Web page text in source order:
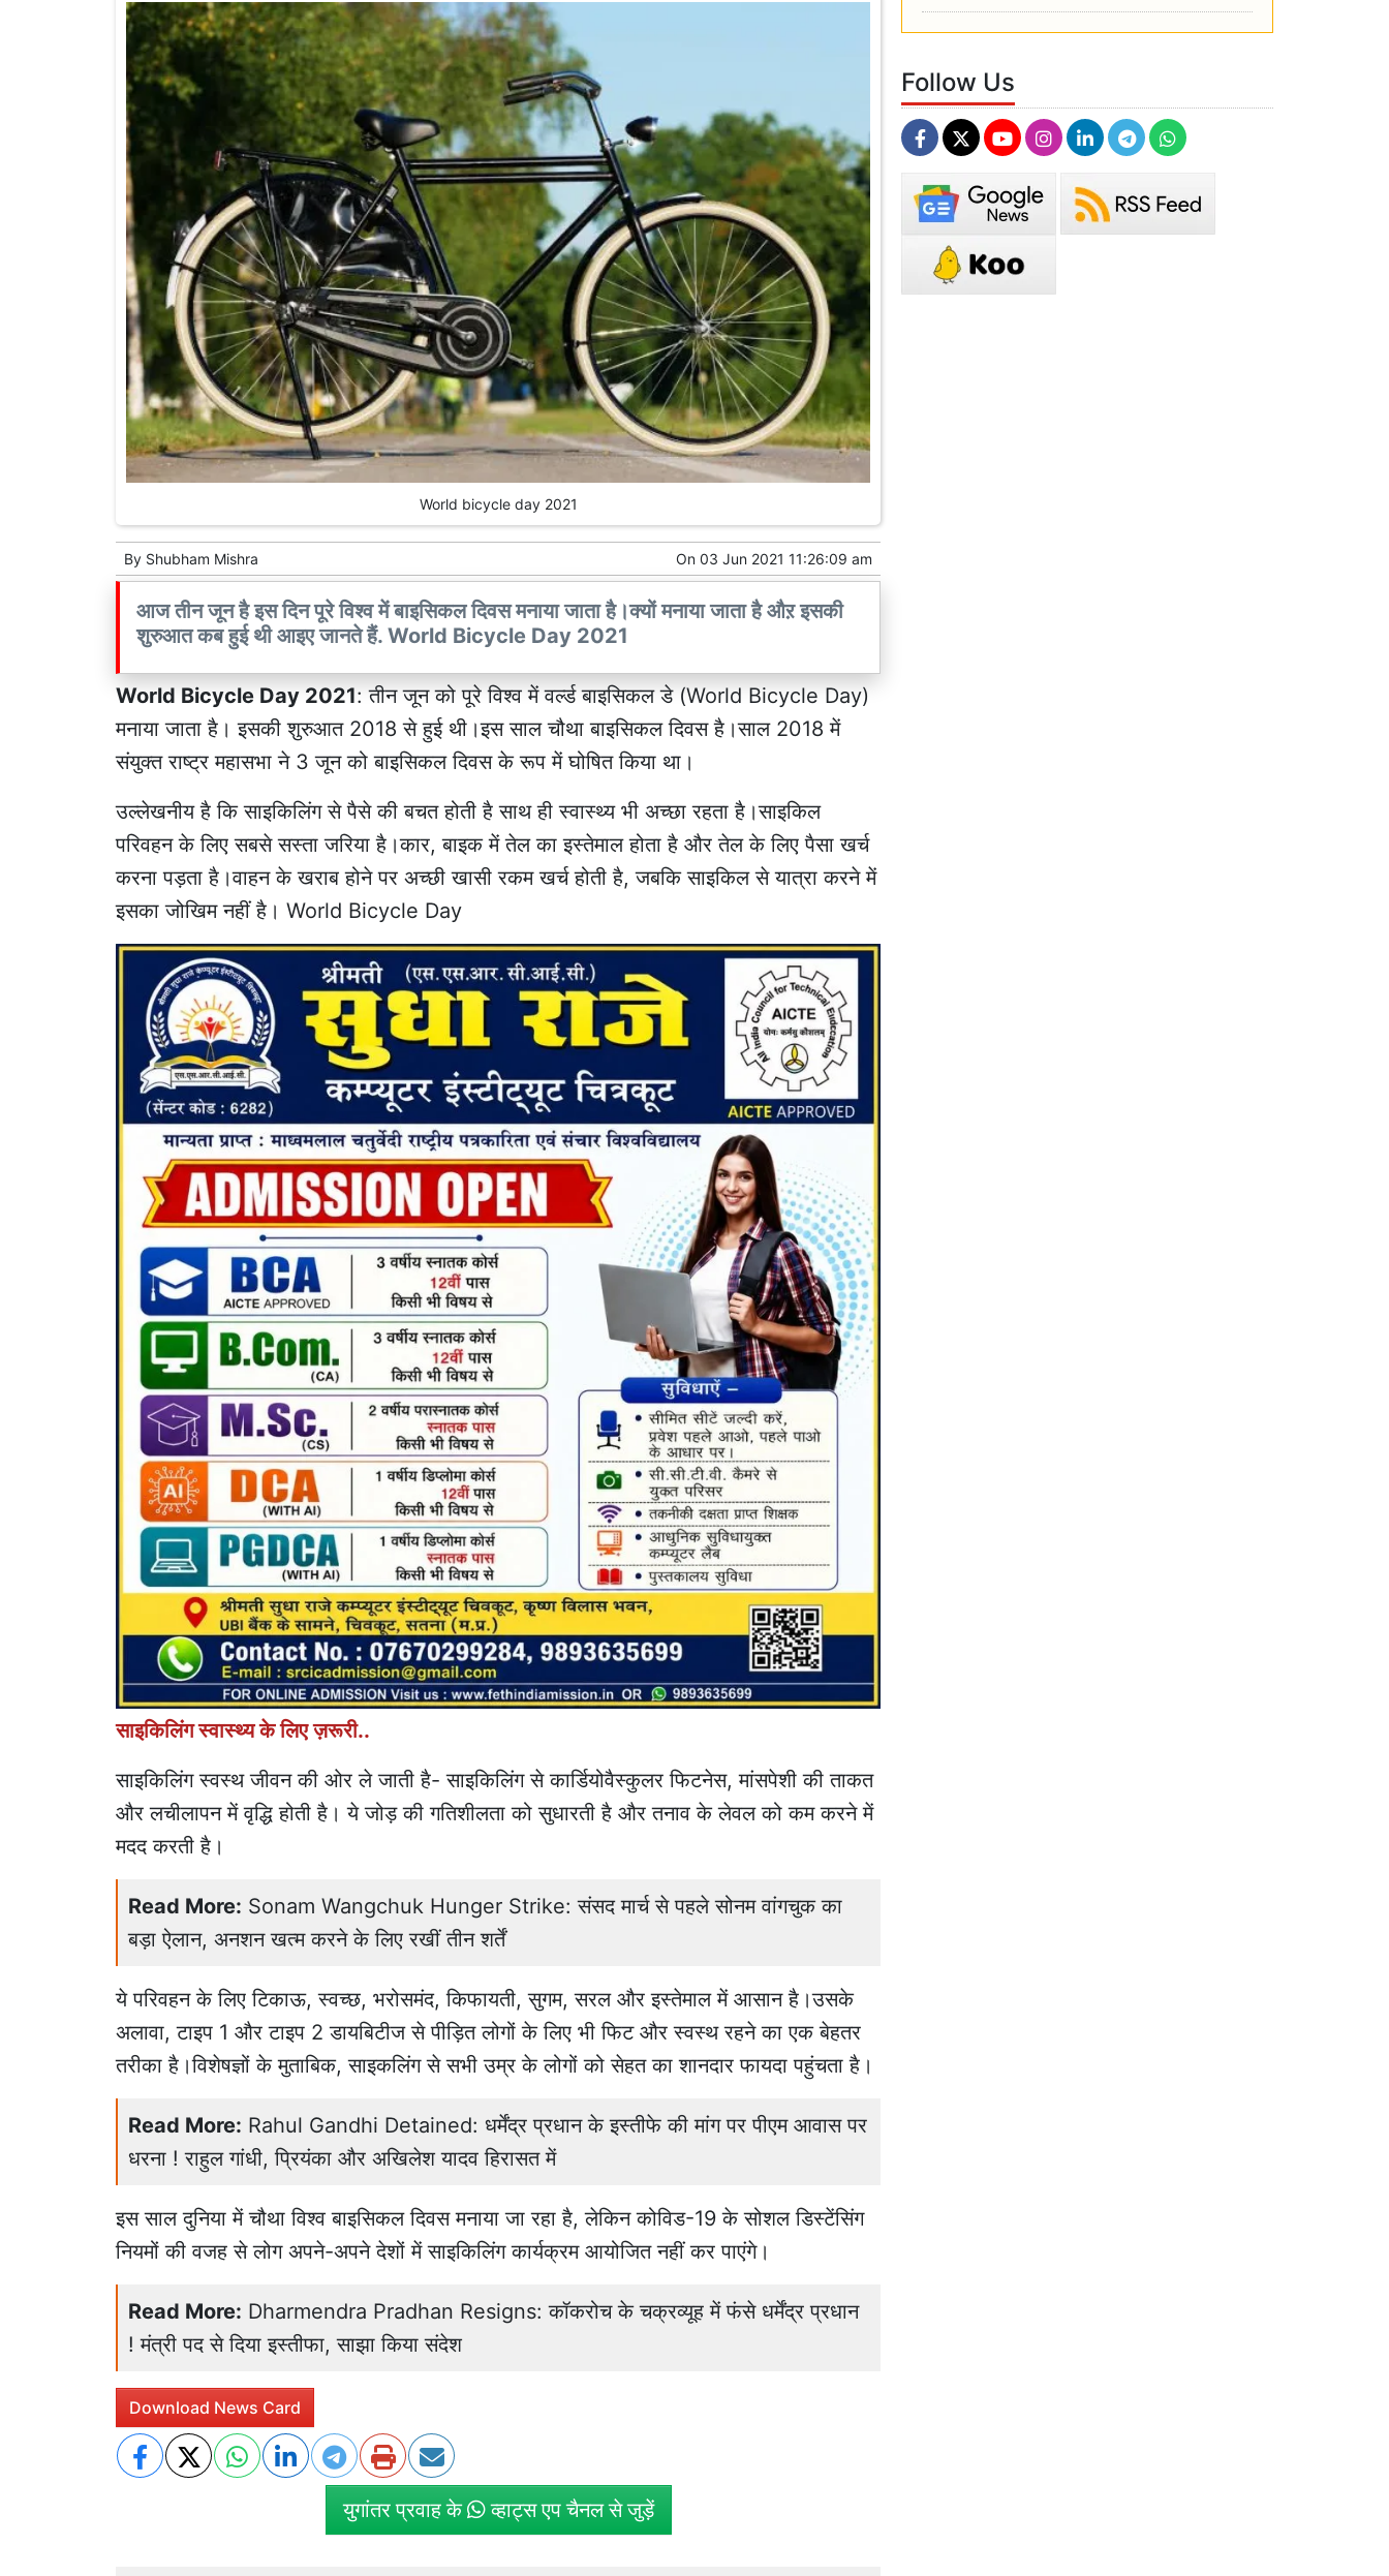
World bicycle day 2021
By Shubham Mishra On 03 Jun 2021 11:26:09 am
आज तीन जून है इस दिन पूरे विश्व में बाइसिकल दिवस मनाया जाता है।क्यों मनाया जाता है औऱ इसकी
शुरुआत कब हुई थी आइए जानते हैं. World Bicycle Day 2021
World Bicycle Day 2021: तीन जून को पूरे विश्व में वर्ल्ड बाइसिकल डे (World Bicycle Day)
मनाया जाता है। इसकी शुरुआत 2018 से हुई थी।इस साल चौथा बाइसिकल दिवस है।साल 2018 में
संयुक्त राष्ट्र महासभा ने 3 जून को बाइसिकल दिवस के रूप में घोषित किया था।
उल्लेखनीय है कि साइकिलिंग से पैसे की बचत होती है साथ ही स्वास्थ्य भी अच्छा रहता है।साइकिल
परिवहन के लिए सबसे सस्ता जरिया है।कार, बाइक में तेल का इस्तेमाल होता है और तेल के लिए पैसा खर्च
करना पड़ता है।वाहन के खराब होने पर अच्छी खासी रकम खर्च होती है, जबकि साइकिल से यात्रा करने में
इसका जोखिम नहीं है। World Bicycle Day
साइकिलिंग स्वास्थ्य के लिए ज़रूरी..
साइकिलिंग स्वस्थ जीवन की ओर ले जाती है- साइकिलिंग से कार्डियोवैस्कुलर फिटनेस, मांसपेशी की ताकत
और लचीलापन में वृद्धि होती है। ये जोड़ की गतिशीलता को सुधारती है और तनाव के लेवल को कम करने में
मदद करती है।
Read More: Sonam Wangchuk Hunger Strike: संसद मार्च से पहले सोनम वांगचुक का
बड़ा ऐलान, अनशन खत्म करने के लिए रखीं तीन शर्तें
ये परिवहन के लिए टिकाऊ, स्वच्छ, भरोसमंद, किफायती, सुगम, सरल और इस्तेमाल में आसान है।उसके
अलावा, टाइप 1 और टाइप 2 डायबिटीज से पीड़ित लोगों के लिए भी फिट और स्वस्थ रहने का एक बेहतर
तरीका है।विशेषज्ञों के मुताबिक, साइकलिंग से सभी उम्र के लोगों को सेहत का शानदार फायदा पहुंचता है।
Read More: Rahul Gandhi Detained: धर्मेंद्र प्रधान के इस्तीफे की मांग पर पीएम आवास पर
धरना ! राहुल गांधी, प्रियंका और अखिलेश यादव हिरासत में
इस साल दुनिया में चौथा विश्व बाइसिकल दिवस मनाया जा रहा है, लेकिन कोविड-19 के सोशल डिस्टेंसिंग
नियमों की वजह से लोग अपने-अपने देशों में साइकिलिंग कार्यक्रम आयोजित नहीं कर पाएंगे।
Read More: Dharmendra Pradhan Resigns: कॉकरोच के चक्रव्यूह में फंसे धर्मेंद्र प्रधान
! मंत्री पद से दिया इस्तीफा, साझा किया संदेश
Download News Card
युगांतर प्रवाह के व्हाट्स एप चैनल से जुड़ें
के आसान उपाय
Follow Us